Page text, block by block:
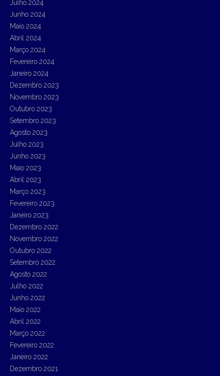
Julho 2024
Junho 2024
Maio 2024
Abril 2024
Março 2024
Fevereiro 2024
Janeiro 2024
Dezembro 2023
Novembro 2023
Outubro 2023
Setembro 2023
Agosto 2023
Julho 2023
Junho 2023
Maio 2023
Abril 2023
Março 2023
Fevereiro 2023
Janeiro 2023
Dezembro 2022
Novembro 2022
Outubro 2022
Setembro 2022
Agosto 2022
Julho 2022
Junho 2022
Maio 2022
Abril 2022
Março 2022
Fevereiro 2022
Janeiro 2022
Dezembro 2021